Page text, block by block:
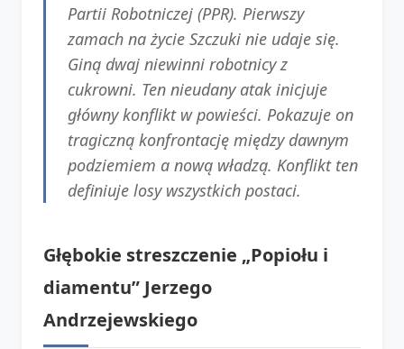
Partii Robotniczej (PPR). Pierwszy
zamach na życie Szczuki nie udaje się.
Giną dwaj niewinni robotnicy z
cukrowni. Ten nieudany atak inicjuje
główny konflikt w powieści. Pokazuje on
tragiczną konfrontację między dawnym
podziemiem a nową władzą. Konflikt ten
definiuje losy wszystkich postaci.
Głębokie streszczenie „Popiołu i
diamentu” Jerzego
Andrzejewskiego